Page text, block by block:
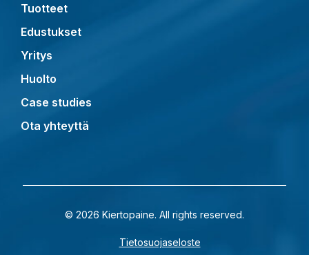
Tuotteet
Edustukset
Yritys
Huolto
Case studies
Ota yhteyttä
© 2026 Kiertopaine. All rights reserved.
Tietosuojaseloste